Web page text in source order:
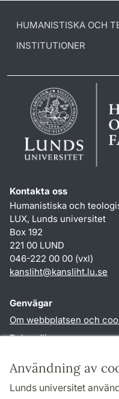
Användning av
Lunds universitet
HUMANISTISKA OCH
INSTITUTIONER
Kontakta oss
Humanistiska och
LUX, Lunds universitet
Box 192
221 00 LUND
046-222 00 00 (vxl)
kansliht@kansliht.lu.se
Genvägar
Om webbplatsen och
Behandling av
TYPO3-login